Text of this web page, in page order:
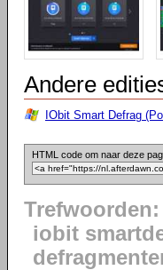
Andere
IObit Smart Defrag
HTML code om naar deze
Trefwoorden:
iobit